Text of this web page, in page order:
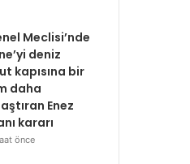
Meclisi’nde
deniz
kapısına bir
daha
Enez
kararı
önce